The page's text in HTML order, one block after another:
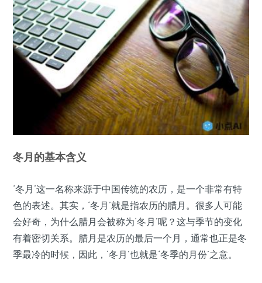
冬月的基本含义
‘冬月’这一名称来源于中国传统的农历，是一个非常有特
色的表述。其实，‘冬月’就是指农历的腊月。很多人可能
会好奇，为什么腊月会被称为‘冬月’呢？这与季节的变化
有着密切关系。腊月是农历的最后一个月，通常也正是冬
季最冷的时候，因此，‘冬月’也就是‘冬季的月份’之意。